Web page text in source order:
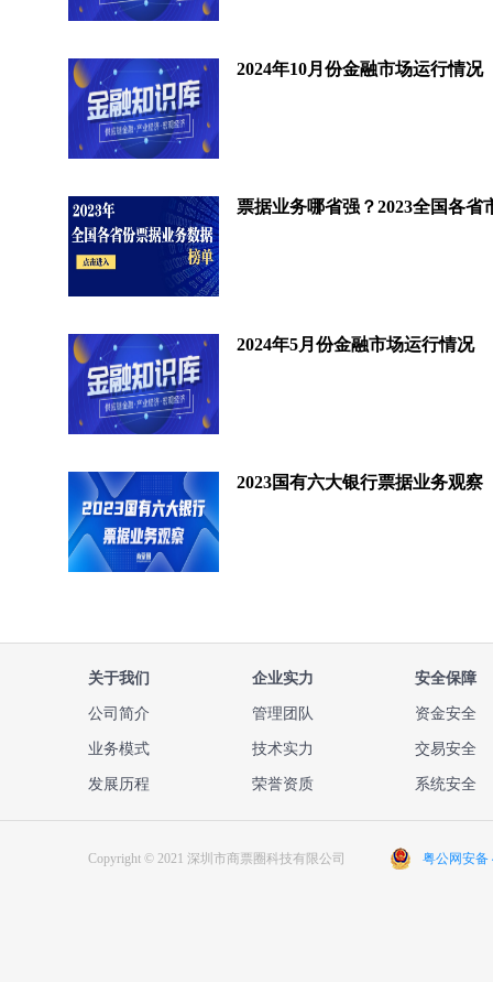
2024年10月份金融市场运行情况
2024年5月份金融市场运行情况
2023国有六大银行票据业务观察
关于我们
公司简介
业务模式
发展历程
企业实力
管理团队
技术实力
荣誉资质
安全保障
资金安全
交易安全
系统安全
Copyright © 2021 深圳市商票圈科技有限公司 粤公网安备